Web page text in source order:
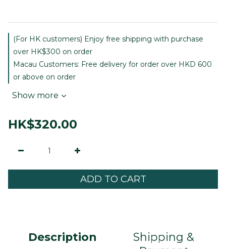
(For HK customers) Enjoy free shipping with purchase
over HK$300 on order
Macau Customers: Free delivery for order over HKD 600
or above on order
Show more
HK$320.00
ADD TO CART
Description
Shipping &